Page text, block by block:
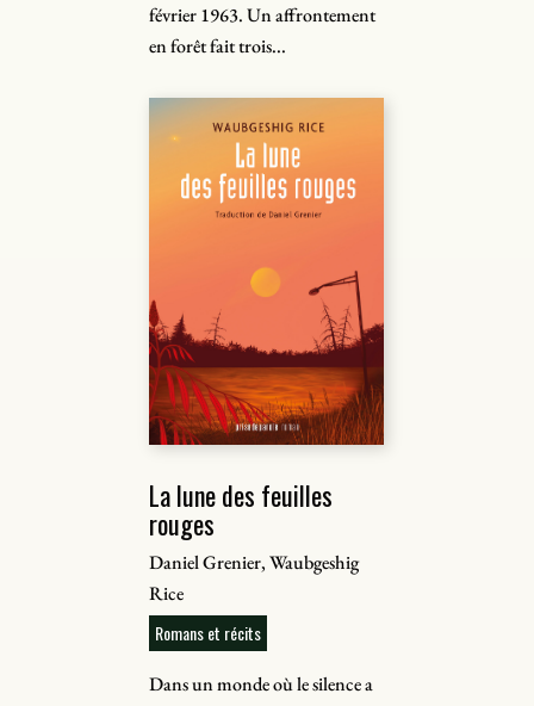
février 1963. Un affrontement
en forêt fait trois...
La lune des feuilles
rouges
Daniel Grenier, Waubgeshig
Rice
Romans et récits
Dans un monde où le silence a